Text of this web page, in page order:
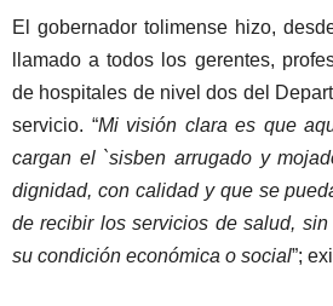
El gobernador tolimense hizo,
llamado a todos los gerentes,
de hospitales de nivel dos del
servicio. “Mi visión clara es que
cargan el `sisben arrugado y
dignidad, con calidad y que se
de recibir los servicios de salud,
su condición económica o social”;